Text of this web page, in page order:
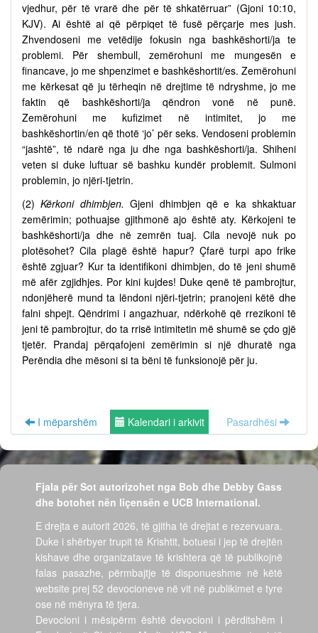
vjedhur, për të vrarë dhe për të shkatërruar” (Gjoni 10:10,
KJV). Ai është ai që përpiqet të fusë përçarje mes jush.
Zhvendoseni me vetëdije fokusin nga bashkëshorti/ja te
problemi. Për shembull, zemërohuni me mungesën e
financave, jo me shpenzimet e bashkëshortit/es. Zemërohuni
me kërkesat që ju tërheqin në drejtime të ndryshme, jo me
faktin që bashkëshorti/ja qëndron vonë në punë.
Zemërohuni me kufizimet në intimitet, jo me
bashkëshortin/en që thotë ‘jo’ për seks. Vendoseni problemin
“jashtë”, të ndarë nga ju dhe nga bashkëshorti/ja. Shiheni
veten si duke luftuar së bashku kundër problemit. Sulmoni
problemin, jo njëri-tjetrin.
(2)Kërkoni dhimbjen. Gjeni dhimbjen që e ka shkaktuar
zemërimin; pothuajse gjithmonë ajo është aty. Kërkojeni te
bashkëshorti/ja dhe në zemrën tuaj. Cila nevojë nuk po
plotësohet? Cila plagë është hapur? Çfarë turpi apo frike
është zgjuar? Kur ta identifikoni dhimbjen, do të jeni shumë
më afër zgjidhjes. Por kini kujdes! Duke qenë të pambrojtur,
ndonjëherë mund ta lëndoni njëri-tjetrin; pranojeni këtë dhe
falni shpejt. Qëndrimi i angazhuar, ndërkohë që rrezikoni të
jeni të pambrojtur, do ta rrisë intimitetin më shumë se çdo gjë
tjetër. Prandaj përqafojeni zemërimin si një dhuratë nga
Perëndia dhe mësoni si ta bëni të funksionojë për ju.
I mëparshëm Kalendari i arkivit Pasardhësi
Fjala për Sot autorizohet nga Bob dhe Debby Gass
dhe botohet nën liçensën e UCB International.
E drejta e autorit 2026, të gjitha të drejtat e rezervuara.
Duke i shërbyer trupit të Krishtit, botuesi i jep të drejtën
kishave dhe organizatave të krishtera që të publikojnë
falas pasazhe, përmbajtje të disponueshme në këtë
website prej 52 devocioneve në vit në publikimet e tyre
ose në mënyra të tjera.
Devocioni i mësipërm është devocioni i përditshëm i